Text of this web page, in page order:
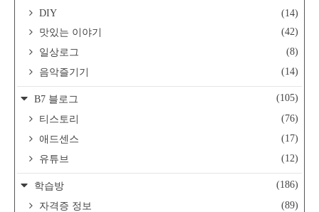
DIY
(14)
맛있는 이야기
(42)
일상로그
(8)
음악즐기기
(14)
B7 블로그
(105)
티스토리
(76)
애드센스
(17)
유튜브
(12)
학습방
(186)
자격증 정보
(89)